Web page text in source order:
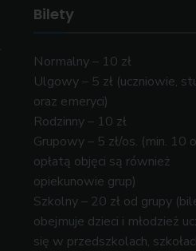
Bilety
Normalny – 10 zł
Ulgowy – 5 zł (uczniowie,
oraz emeryci)
Rodzinny – 10 zł
Grupowy – 5 zł/os. (min. 10
opłatą objęci są również
opiekunowie grup)
Szkolny – 20 zł od grupy
obejmuje dzieci i młodzież
się w przedszkolach,